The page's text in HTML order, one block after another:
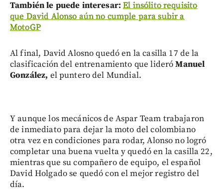
También le puede interesar:El insólito requisito
que David Alonso aún no cumple para subir a
MotoGP
Al final, David Alosno quedó en la casilla 17 de la
clasificación del entrenamiento que lideróManuel
González, el puntero del Mundial.
Y aunque los mecánicos de Aspar Team trabajaron
de inmediato para dejar la moto del colombiano
otra vez en condiciones para rodar, Alonso no logró
completar una buena vuelta y quedó en la casilla 22,
mientras que su compañero de equipo, el español
David Holgado se quedó con el mejor registro del
día.